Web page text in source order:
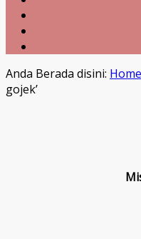
Anda Berada disini: Home
gojek’